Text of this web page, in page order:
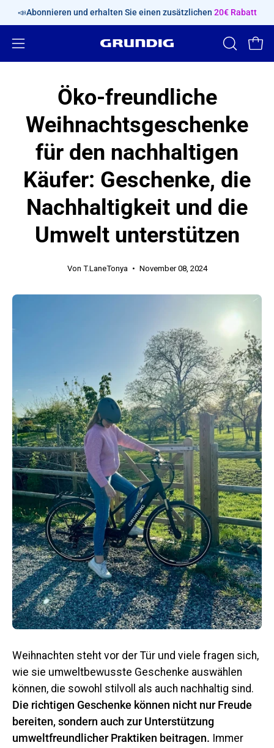
überspringen
📣Abonnieren und erhalten Sie einen zusätzlichen 20€ Rabatt
Navigationsmenü
ÖFFNEN
Öko-freundliche
Weihnachtsgeschenke
für den nachhaltigen
Käufer: Geschenke, die
Nachhaltigkeit und die
Umwelt unterstützen
Von T.LaneTonya November 08, 2024
Weihnachten steht vor der Tür und viele fragen sich,
wie sie umweltbewusste Geschenke auswählen
können, die sowohl stilvoll als auch nachhaltig sind.
Die richtigen Geschenke können nicht nur Freude
bereiten, sondern auch zur Unterstützung
umweltfreundlicher Praktiken beitragen. Immer